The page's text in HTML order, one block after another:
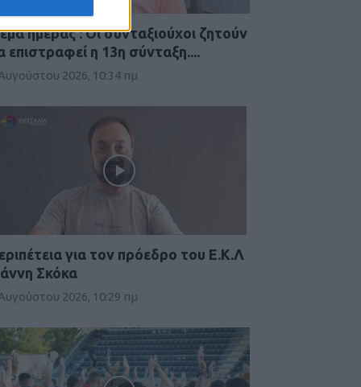
ημέρας : Οι συνταξιούχοι ζητούν
επιστραφεί η 13η σύνταξη....
2026, 10:34 πμ
για τον πρόεδρο του Ε.Κ.Λ
Σκόκα
2026, 10:29 πμ